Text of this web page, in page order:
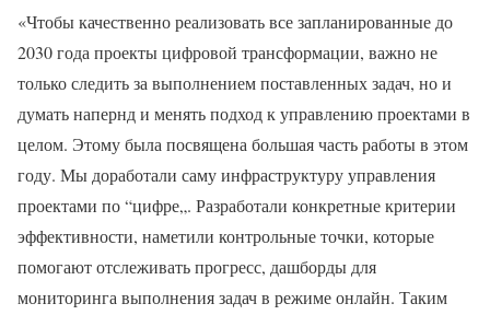
«Чтобы качественно реализовать все запланированные до
2030 года проекты цифровой трансформации, важно не
только следить за выполнением поставленных задач, но и
думать напернд и менять подход к управлению проектами в
целом. Этому была посвящена большая часть работы в этом
году. Мы доработали саму инфраструктуру управления
проектами по “цифре„. Разработали конкретные критерии
эффективности, наметили контрольные точки, которые
помогают отслеживать прогресс, дашборды для
мониторинга выполнения задач в режиме онлайн. Таким